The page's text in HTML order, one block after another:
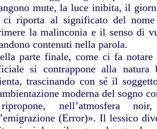
mute, la luce inibita, il
ci riporta al significato del nome
la malinconia e il senso di
contenuti nella parola.
parte finale, come ci fa
si contrappone alla
trascinando con sé il
moderna del sogno
nell’atmosfera
(Error)». Il lessico